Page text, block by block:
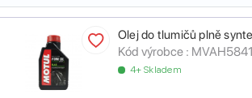
Olej do tlumičů plně
Kód výrobce : MVAH5841
4+ Skladem